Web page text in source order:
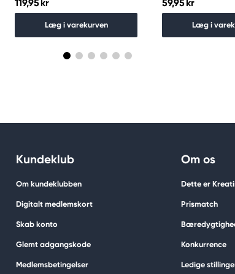
119,95 kr
Læg i varekurven
59,95 kr
Læg i
Kundeklub
Om kundeklubben
Digitalt medlemskort
Skab konto
Glemt adgangskode
Medlemsbetingelser
Om os
Dette er
Prismatch
Konkurrence
Ledige